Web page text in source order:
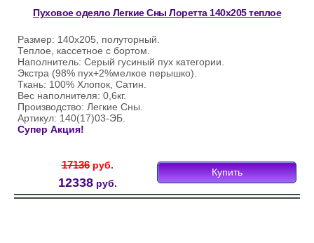
Пуховое одеяло Легкие Сны Лоретта 140х205 теплое
Размер: 140х205, полуторный.
Теплое, кассетное с бортом.
Наполнитель: Серый гусиный пух категории.
Экстра (98% пух+2%мелкое перышко).
Ткань: 100% Хлопок, Сатин.
Вес наполнителя: 0,6кг.
Производство: Легкие Сны.
Артикул: 140(17)03-ЭБ.
Супер Акция!
17136руб.
12338руб.
Купить